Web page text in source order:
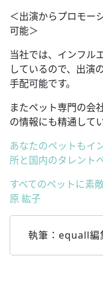
＜出演からプロモー
可能＞
当社では、インフル
しているので、出演
手配可能です。
またペット専門の会
の情報にも精通して
あなたのペットもイ
所と国内のタレント
すべてのペットに素
原 紘子
執筆：equall編